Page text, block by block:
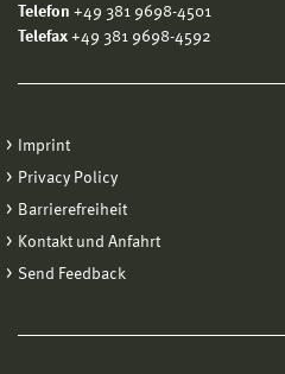
Telefon +49 381 9698-4501
Telefax +49 381 9698-4592
Imprint
Privacy Policy
Barrierefreiheit
Kontakt und Anfahrt
Send Feedback